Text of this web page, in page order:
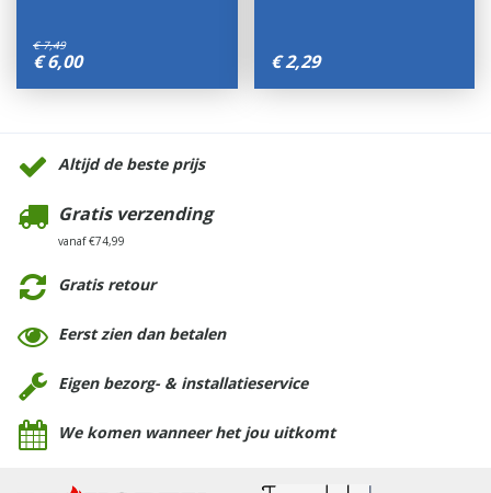
€ 7,49
€ 6,00 € 2,29
Altijd de beste prijs
Gratis verzending
vanaf €74,99
Gratis retour
Eerst zien dan betalen
Eigen bezorg- & installatieservice
We komen wanneer het jou uitkomt